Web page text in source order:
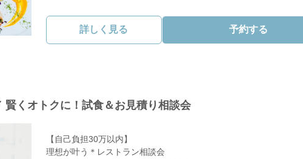
同時にご案内いたします。
「まずは美味しい試食から」でOK！
詳しく見る 予約する
くオトクに！試食＆お見積り相談会
【自己負担30万以内】
理想が叶う＊レストラン相談会